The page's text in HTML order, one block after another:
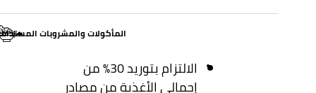
المأكولات والمشروبات
الالتزام بتوريد 30% من
إجمالي الأغذية من مصادر